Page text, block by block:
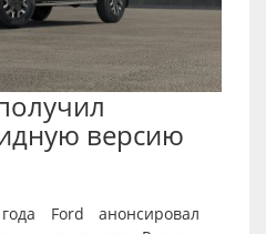
версию
Ford анонсировал